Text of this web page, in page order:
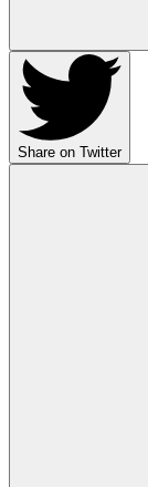
Share on Twitter